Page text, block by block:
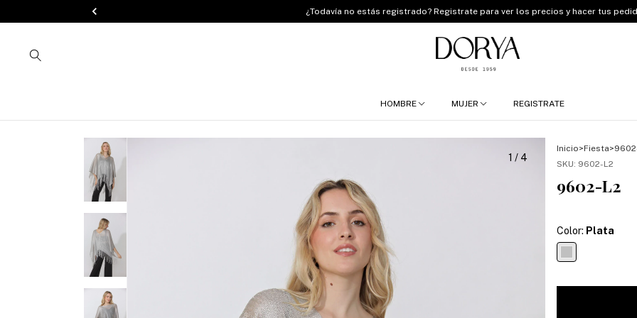
Nueva colección Primavera - Verano 2027
HOMBRE MUJER REGISTRATE
1 / 4
Inicio>Fiesta>
SKU: 9602-L2
9602-L2
Color: Plata